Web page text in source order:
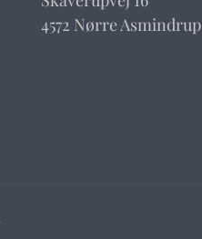
4572 Nørre Asmindrup